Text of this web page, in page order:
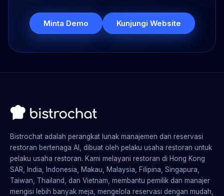
Minta Demo Kunjungi Website
Bistrochat adalah perangkat lunak manajemen dan reservasi
restoran bertenaga AI, dibuat oleh pelaku usaha restoran untuk
pelaku usaha restoran. Kami melayani restoran di Hong Kong
SAR, India, Indonesia, Makau, Malaysia, Filipina, Singapura,
Taiwan, Thailand, dan Vietnam, membantu pemilik dan manajer
mengisi lebih banyak meja, mengelola reservasi dengan mudah,